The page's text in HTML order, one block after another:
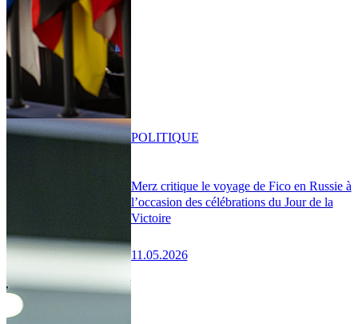
Merz critique le voyage de Fico en Russie à
l’occasion des célébrations du Jour de la
Victoire
11.05.2026
POLITIQUE